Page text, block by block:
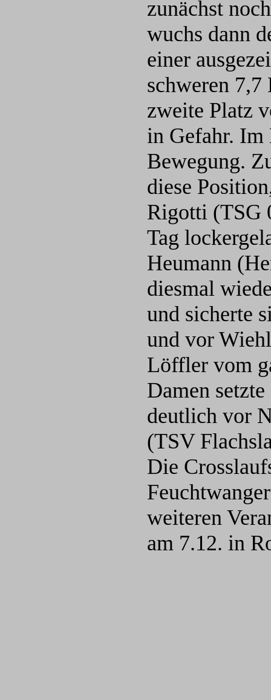
zunächst
wuchs dann
einer
schweren 7,7
zweite Platz
in Gefahr. Im
Bewegung.
diese
Rigotti (TSG
Tag
Heumann
diesmal
und sicherte
und vor
Löffler vom
Damen
deutlich vor
(TSV
Die
weiteren
am 7.12. in